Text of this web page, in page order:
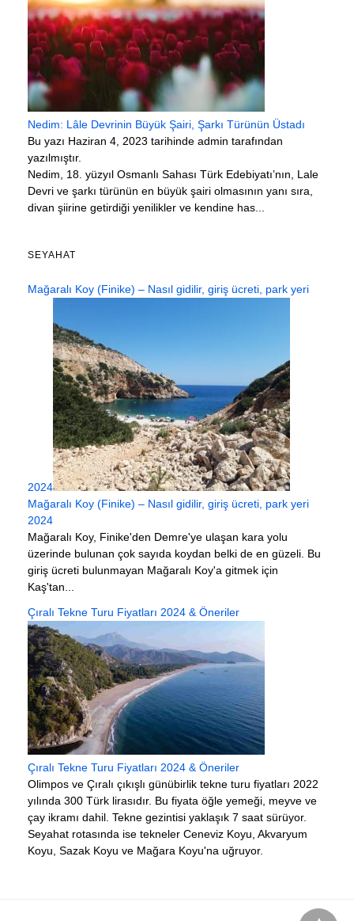
Nedim: Lâle Devrinin Büyük Şairi, Şarkı Türünün Üstadı
Bu yazı Haziran 4, 2023 tarihinde admin tarafından
yazılmıştır.
Nedim, 18. yüzyıl Osmanlı Sahası Türk Edebiyatı’nın, Lale
Devri ve şarkı türünün en büyük şairi olmasının yanı sıra,
divan şiirine getirdiği yenilikler ve kendine has...
SEYAHAT
Mağaralı Koy (Finike) – Nasıl gidilir, giriş ücreti, park yeri
2024
Mağaralı Koy (Finike) – Nasıl gidilir, giriş ücreti, park yeri
2024
Mağaralı Koy, Finike'den Demre'ye ulaşan kara yolu
üzerinde bulunan çok sayıda koydan belki de en güzeli. Bu
giriş ücreti bulunmayan Mağaralı Koy'a gitmek için
Kaş'tan...
Çıralı Tekne Turu Fiyatları 2024 & Öneriler
Çıralı Tekne Turu Fiyatları 2024 & Öneriler
Olimpos ve Çıralı çıkışlı günübirlik tekne turu fiyatları 2022
yılında 300 Türk lirasıdır. Bu fiyata öğle yemeği, meyve ve
çay ikramı dahil. Tekne gezintisi yaklaşık 7 saat sürüyor.
Seyahat rotasında ise tekneler Ceneviz Koyu, Akvaryum
Koyu, Sazak Koyu ve Mağara Koyu'na uğruyor.